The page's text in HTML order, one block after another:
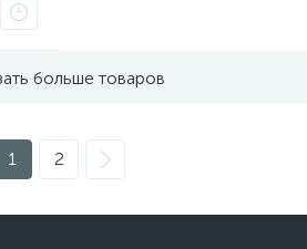
больше товаров
1 2